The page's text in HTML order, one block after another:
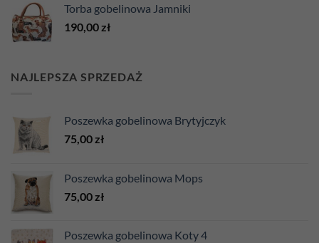
Torba gobelinowa Jamniki
190,00 zł
NAJLEPSZA SPRZEDAŻ
Poszewka gobelinowa Brytyjczyk
75,00 zł
Poszewka gobelinowa Mops
75,00 zł
Poszewka gobelinowa Koty 4